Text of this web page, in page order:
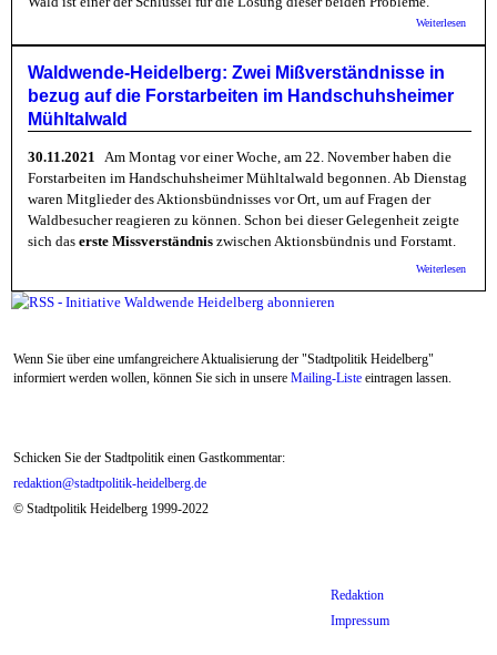
Weiterlesen
Waldwende-Heidelberg: Zwei Mißverständnisse in
bezug auf die Forstarbeiten im Handschuhsheimer
Mühltalwald
30.11.2021
Am Montag vor einer Woche, am 22. November haben die
Forstarbeiten im Handschuhsheimer Mühltalwald begonnen. Ab Dienstag
waren Mitglieder des Aktionsbündnisses vor Ort, um auf Fragen der
Waldbesucher reagieren zu können. Schon bei dieser Gelegenheit zeigte
sich das erste Missverständnis zwischen Aktionsbündnis und Forstamt.
Weiterlesen
Wenn Sie über eine umfangreichere Aktualisierung der "Stadtpolitik Heidelberg"
informiert werden wollen, können Sie sich in unsere Mailing-Liste eintragen lassen.
Schicken Sie der Stadtpolitik einen Gastkommentar:
redaktion@stadtpolitik-heidelberg.de
© Stadtpolitik Heidelberg 1999-2022
Redaktion
Impressum